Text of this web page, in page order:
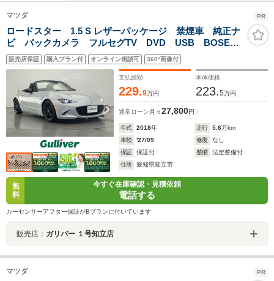
マツダ PR
ロードスター 1.5 S レザーパッケージ 禁煙車 純正ナ
ビ バックカメラ フルセグTV DVD USB BOSEサ
ウンド TEIN車高調 ETC 黒革 シートヒーター パ
ーキングセンサー 衝突軽減 クルコン 車線逸脱
販売店保証 購入プラン付 オンライン相談可 360°画像付
支払総額
229.9万円
本体価格
223.5万円
通常ローン 月々27,800円
年式 2018年 走行 5.6万km
車検
'27/09 修復
なし
保証
保証付 整備
法定整備付
住所
愛知県知立市
無
料
今すぐ在庫確認・見積依頼
電話する
カーセンサーアフター保証がBプランに付いています
販売店： ガリバー １号知立店
マツダ PR